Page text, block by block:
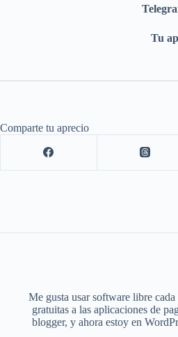
Tu
Comparte tu aprecio
Me gusta usar software libre
gratuitas a las aplicaciones de
blogger, y ahora estoy en